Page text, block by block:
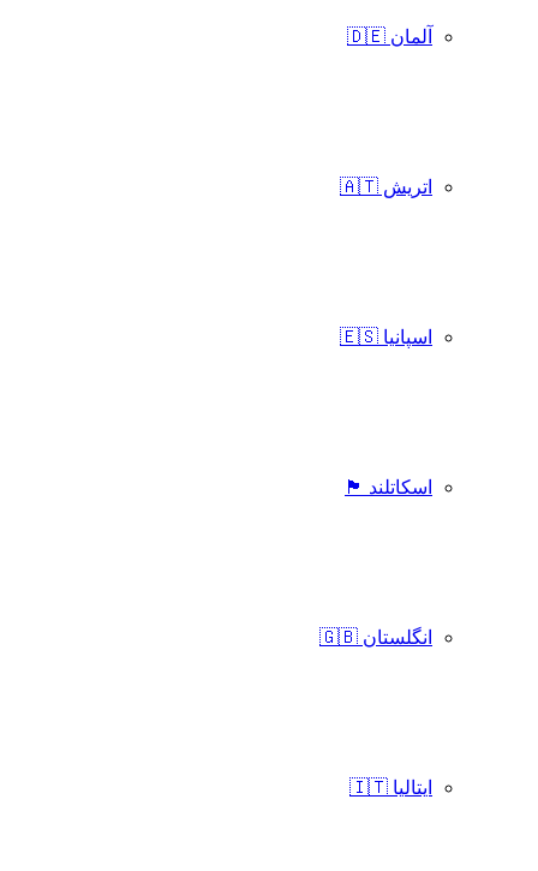
آلمان 🇩🇪
اتریش 🇦🇹
اسپانیا 🇪🇸
اسکاتلند 🏴󠁧󠁢󠁳󠁣󠁴󠁿
انگلستان 🇬🇧
ایتالیا 🇮🇹